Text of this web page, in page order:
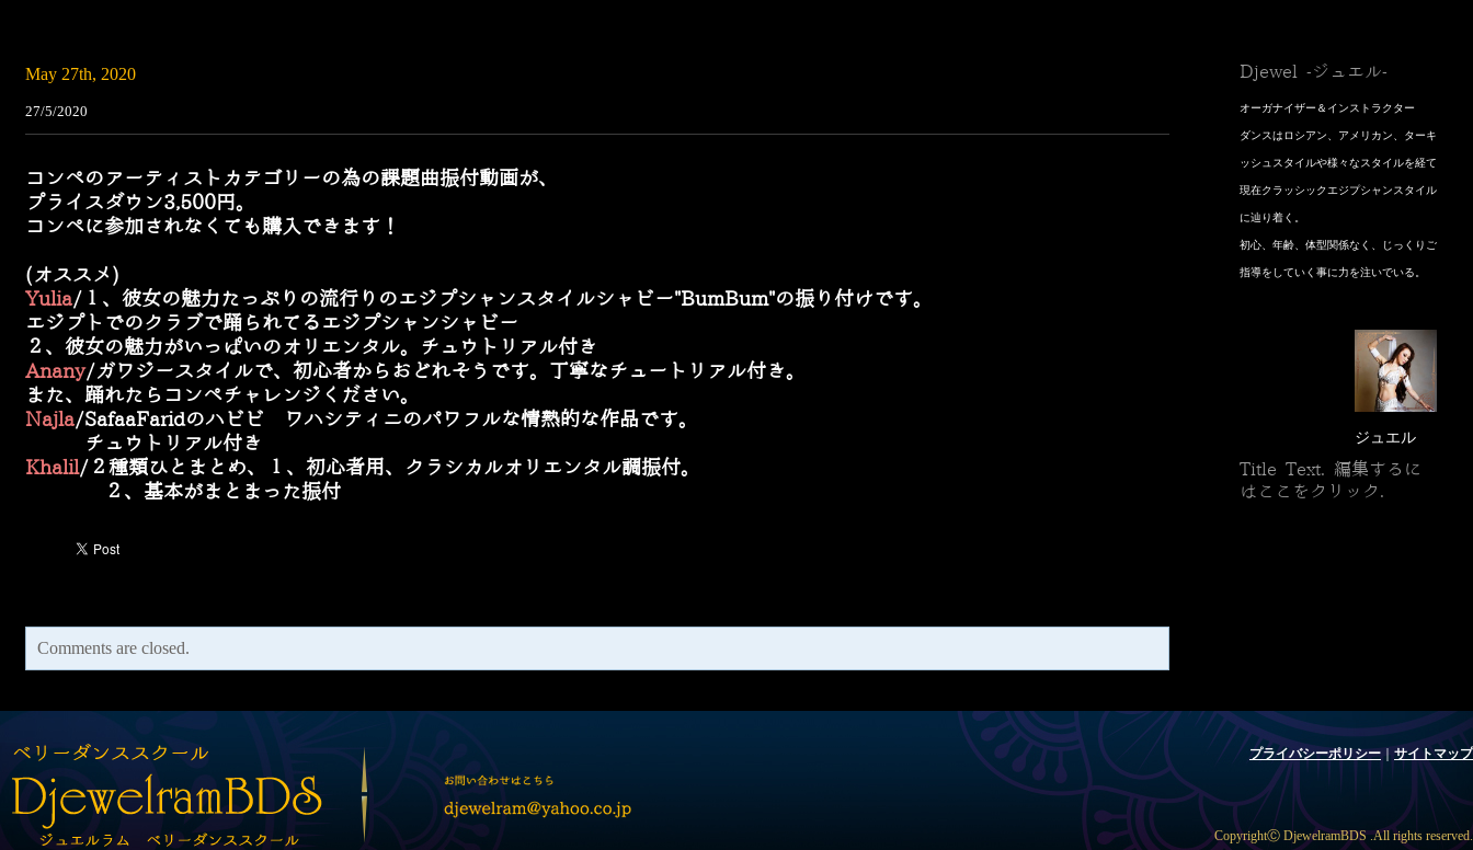
May 27th, 2020
27/5/2020
コンペのアーティストカテゴリーの為の課題曲振付動画が、
プライスダウン3,500円。
コンペに参加されなくても購入できます！
(オススメ)
Yulia/１、彼女の魅力たっぷりの流行りのエジプシャンスタイルシャビー"BumBum"の振り付けです。
エジプトでのクラブで踊られてるエジプシャンシャビー
２、彼女の魅力がいっぱいのオリエンタル。チュウトリアル付き​
Anany/ガワジースタイルで、初心者からおどれそうです。丁寧なチュートリアル付き。
また、踊れたらコンペチャレンジください。
Najla/SafaaFaridのハビビ ワハシティニのパワフルな情熱的な作品です。
チュウトリアル付き
Khalil/２種類ひとまとめ、１、初心者用、クラシカルオリエンタル調振付。
２、基本がまとまった振付
Comments are closed.
Djewel -ジュエル-
オーガナイザー＆インストラクター
​ダンスはロシアン、アメリカン、ターキ
ッシュスタイルや様々なスタイルを経て
現在クラッシックエジプシャンスタイル
に辿り着く。
初心、年齢、体型関係なく、じっくりご
指導をしていく事に力を注いでいる。
ジュエル
Title Text. 編集するに
はここをクリック.
プライバシーポリシー サイトマップ
CopyrightⒸ DjewelramBDS .All rights reserved.